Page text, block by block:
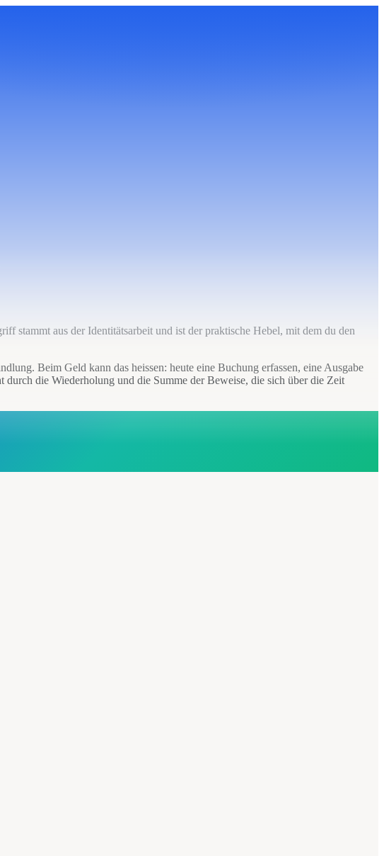
stammt aus der Identitätsarbeit und ist der praktische Hebel, mit dem du den
Beim Geld kann das heissen: heute eine Buchung erfassen, eine Ausgabe
die Wiederholung und die Summe der Beweise, die sich über die Zeit